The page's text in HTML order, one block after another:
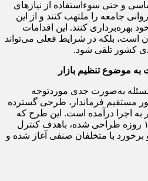
و حتی سوءاستفاده از نیازهای
جامعه را ملتهب کنند و از این
بهره‌برداری کنند. این اقدامات
است، بلکه در شرایط فعلی می‌تواند
کشور تلقی شود.
موضوع تنظیم بازار
به‌صورت جدی موردتوجه
مستقیم فرماندار، طرحی گسترده
به اجرا درآمده است. این طرح که
به‌صورت یک گشت نظارتی ۱۵ روزه طراحی شده، باهدف کنترل
برخورد با متخلفان صنفی آغاز شده و